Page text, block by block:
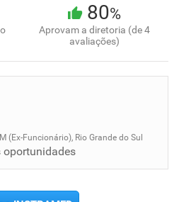
80%
Aprovam a diretoria (de 4
avaliações)
(Ex-Funcionário), Rio Grande do Sul
oportunidades